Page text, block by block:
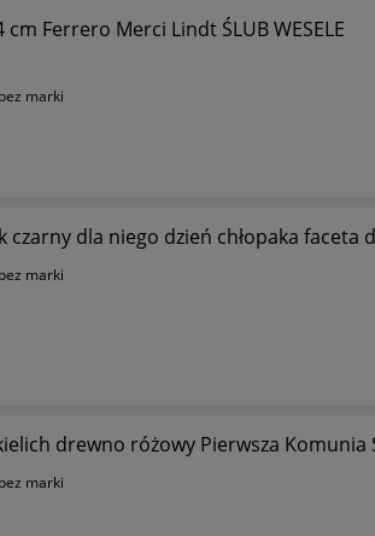
Ferrero Merci Lindt ŚLUB WESELE
bez marki
dla niego dzień chłopaka faceta
bez marki
drewno różowy Pierwsza Komunia
bez marki